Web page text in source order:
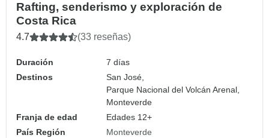
Rafting, senderismo y exploración de
Costa Rica
4.7 (33 reseñas)
Duración
7 días
Destinos
San José,
Parque Nacional del Volcán Arenal,
Monteverde
Franja de edad
Edades 12+
País Región
Monteverde